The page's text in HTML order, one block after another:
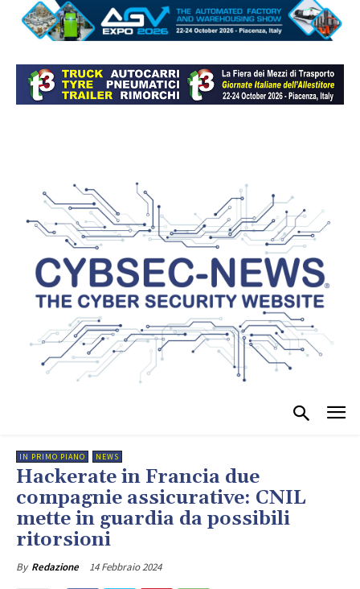
IN PRIMO PIANO NEWS
Hackerate in Francia due
compagnie assicurative: CNIL
mette in guardia da possibili
ritorsioni
By Redazione 14 Febbraio 2024